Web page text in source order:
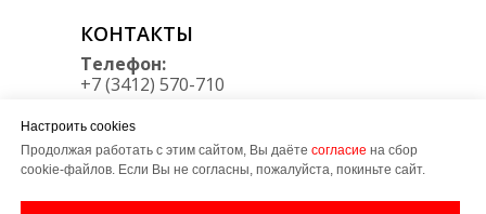
Телефон:
+7 (3412) 570-710
КОНТАКТЫ
E-mail:
Мессенджеры:
Telegram/Max+7 950 164 34 30
Настроить cookies
Продолжая работать с этим сайтом, Вы даёте согласие на сбор
cookie-файлов. Если Вы не согласны, пожалуйста, покиньте сайт.